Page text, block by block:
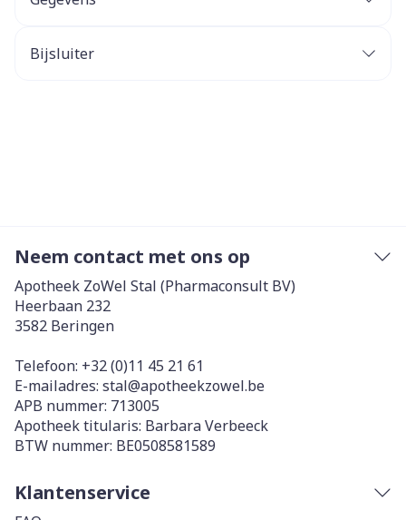
Bijsluiter
Neem contact met ons op
Apotheek ZoWel Stal (Pharmaconsult BV)
Heerbaan 232
3582 Beringen
Telefoon: +32 (0)11 45 21 61
E-mailadres: stal@apotheekzowel.be
APB nummer: 713005
Apotheek titularis: Barbara Verbeeck
BTW nummer: BE0508581589
Klantenservice